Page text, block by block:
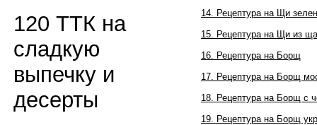
120 ТТК на
сладкую
выпечку и
десерты
14. Рецептура на Щи
15. Рецептура на Щи из
16. Рецептура на Борщ
17. Рецептура на Борщ
18. Рецептура на Борщ с
19. Рецептура на Борщ